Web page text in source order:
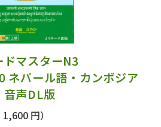
マスターN3
ネパール語・カンボジア
声DL版
1,600 円）